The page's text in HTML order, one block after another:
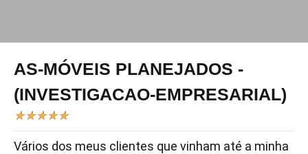
AS-MÓVEIS PLANEJADOS -
(INVESTIGACAO-EMPRESARIAL)
★★★★★
Vários dos meus clientes que vinham até a minha